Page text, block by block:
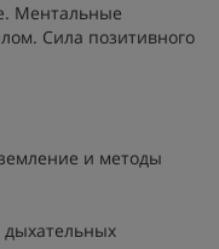
Ментальные
Сила позитивного
и методы
дыхательных